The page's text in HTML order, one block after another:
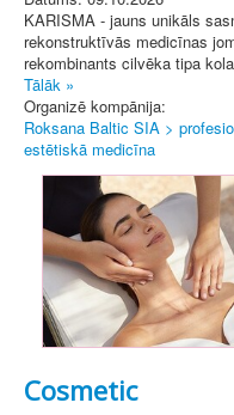
KARISMA - jauns unikāls
rekonstruktīvās medicīnas
rekombinants cilvēka tipa
Tālāk »
Organizē kompānija:
Roksana Baltic SIA >
estētiskā medicīna
Cosmetic